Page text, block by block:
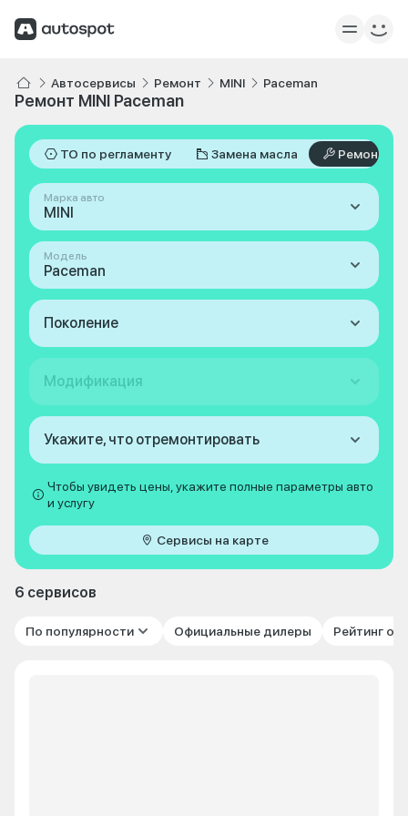
Автосервисы Ремонт MINI Paceman
Ремонт MINI Paceman
ТО по регламенту Замена масла Ремонт
Марка авто
MINI
Модель
Paceman
Поколение
Модификация
Укажите, что отремонтировать
Чтобы увидеть цены, укажите полные параметры авто
и услугу
Сервисы на карте
6 сервисов
По популярности Официальные дилеры Рейтинг